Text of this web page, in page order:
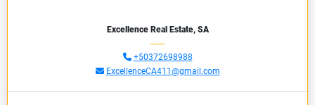
Excellence Real Estate, SA
+50372698988
ExcellenceCA411@gmail.com